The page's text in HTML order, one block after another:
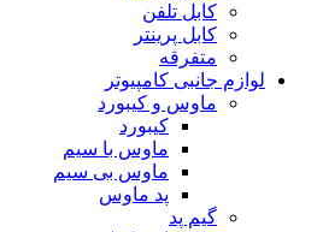
کابل تلفن
کابل پرینتر
متفرقه
لوازم جانبی کامپیوتر
ماوس و کیبورد
کیبورد
ماوس با سیم
ماوس بی سیم
پد ماوس
گیم پد